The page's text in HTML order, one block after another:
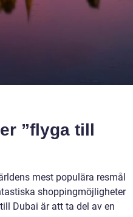
”flyga till
mest populära resmål
shoppingmöjligheter
Dubai är att ta del av en